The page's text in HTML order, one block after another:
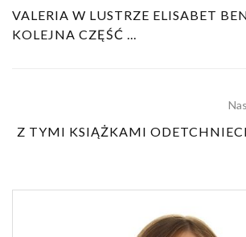
VALERIA W LUSTRZE ELISABET
KOLEJNA CZĘŚĆ ...
Z TYMI KSIĄŻKAMI